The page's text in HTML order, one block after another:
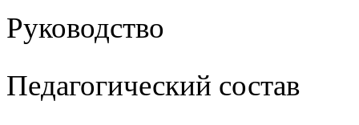
Руководство
Педагогический состав